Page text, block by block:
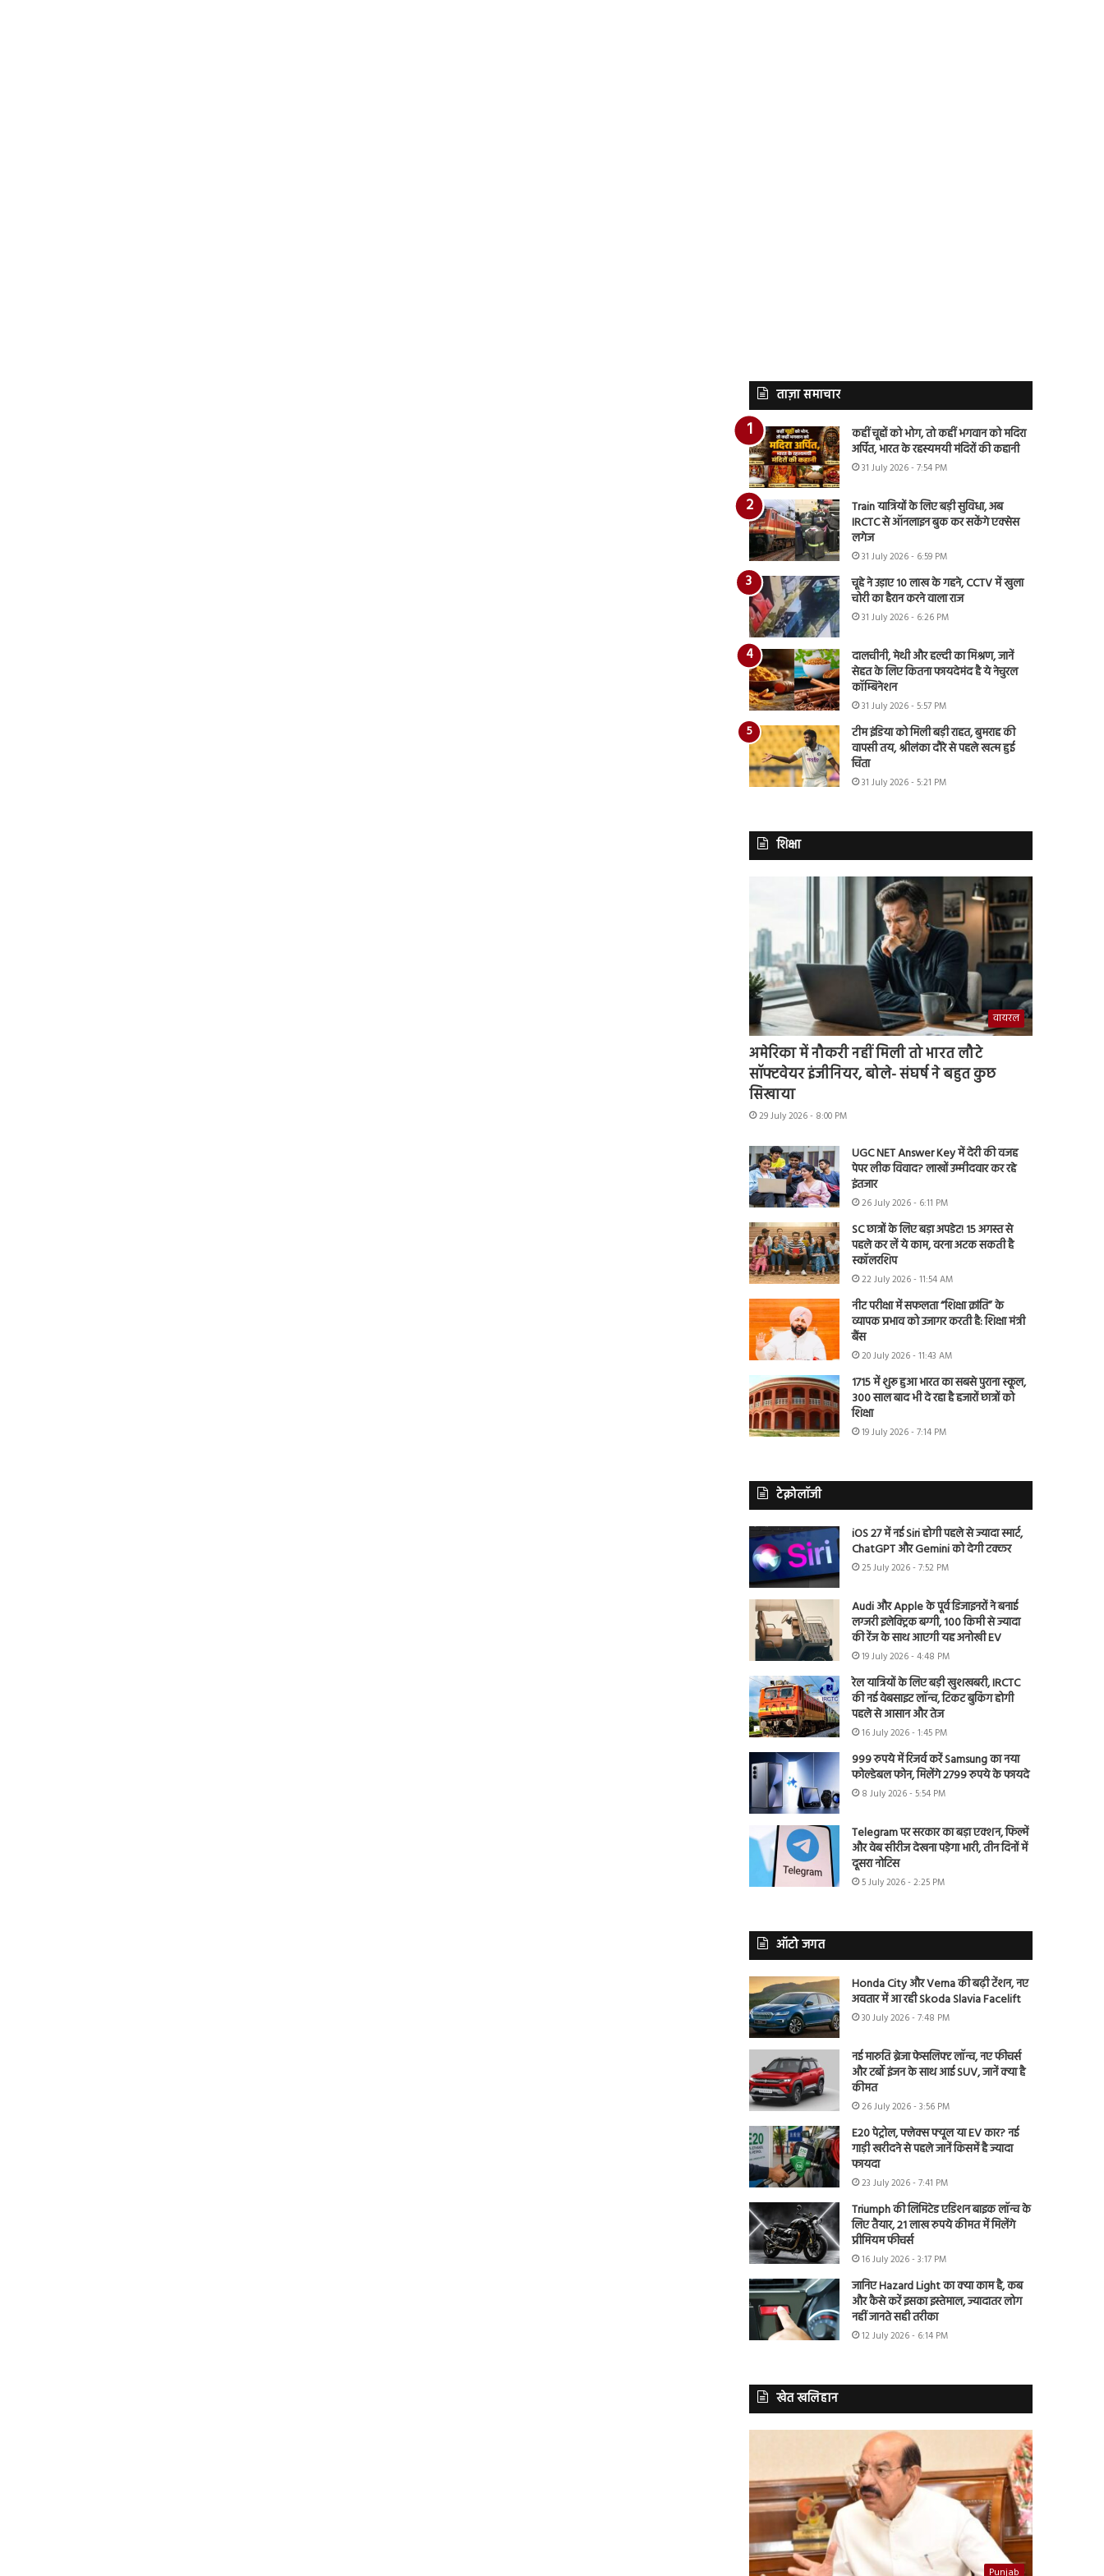
ताज़ा समाचार
कहीं चूहों को भोग, तो कहीं भगवान को मदिरा
अर्पित, भारत के रहस्यमयी मंदिरों की कहानी
31 July 2026 - 7:54 PM
Train यात्रियों के लिए बड़ी सुविधा, अब
IRCTC से ऑनलाइन बुक कर सकेंगे एक्सेस
लगेज
31 July 2026 - 6:59 PM
चूहे ने उड़ाए 10 लाख के गहने, CCTV में खुला
चोरी का हैरान करने वाला राज
31 July 2026 - 6:26 PM
दालचीनी, मेथी और हल्दी का मिश्रण, जानें
सेहत के लिए कितना फायदेमंद है ये नेचुरल
कॉम्बिनेशन
31 July 2026 - 5:57 PM
टीम इंडिया को मिली बड़ी राहत, बुमराह की
वापसी तय, श्रीलंका दौरे से पहले खत्म हुई
चिंता
31 July 2026 - 5:21 PM
शिक्षा
वायरल
अमेरिका में नौकरी नहीं मिली तो भारत लौटे
सॉफ्टवेयर इंजीनियर, बोले- संघर्ष ने बहुत कुछ
सिखाया
29 July 2026 - 8:00 PM
UGC NET Answer Key में देरी की वजह
पेपर लीक विवाद? लाखों उम्मीदवार कर रहे
इंतजार
26 July 2026 - 6:11 PM
SC छात्रों के लिए बड़ा अपडेट! 15 अगस्त से
पहले कर लें ये काम, वरना अटक सकती है
स्कॉलरशिप
22 July 2026 - 11:54 AM
नीट परीक्षा में सफलता “शिक्षा क्रांति” के
व्यापक प्रभाव को उजागर करती है: शिक्षा मंत्री
बैंस
20 July 2026 - 11:43 AM
1715 में शुरू हुआ भारत का सबसे पुराना स्कूल,
300 साल बाद भी दे रहा है हजारों छात्रों को
शिक्षा
19 July 2026 - 7:14 PM
टेक्नोलॉजी
iOS 27 में नई Siri होगी पहले से ज्यादा स्मार्ट,
ChatGPT और Gemini को देगी टक्कर
25 July 2026 - 7:52 PM
Audi और Apple के पूर्व डिजाइनरों ने बनाई
लग्जरी इलेक्ट्रिक बग्गी, 100 किमी से ज्यादा
की रेंज के साथ आएगी यह अनोखी EV
19 July 2026 - 4:48 PM
रेल यात्रियों के लिए बड़ी खुशखबरी, IRCTC
की नई वेबसाइट लॉन्च, टिकट बुकिंग होगी
पहले से आसान और तेज
16 July 2026 - 1:45 PM
999 रुपये में रिजर्व करें Samsung का नया
फोल्डेबल फोन, मिलेंगे 2799 रुपये के फायदे
8 July 2026 - 5:54 PM
Telegram पर सरकार का बड़ा एक्शन, फिल्में
और वेब सीरीज देखना पड़ेगा भारी, तीन दिनों में
दूसरा नोटिस
5 July 2026 - 2:25 PM
ऑटो जगत
Honda City और Verna की बढ़ी टेंशन, नए
अवतार में आ रही Skoda Slavia Facelift
30 July 2026 - 7:48 PM
नई मारुति ब्रेजा फेसलिफ्ट लॉन्च, नए फीचर्स
और टर्बो इंजन के साथ आई SUV, जानें क्या है
कीमत
26 July 2026 - 3:56 PM
E20 पेट्रोल, फ्लेक्स फ्यूल या EV कार? नई
गाड़ी खरीदने से पहले जानें किसमें है ज्यादा
फायदा
23 July 2026 - 7:41 PM
Triumph की लिमिटेड एडिशन बाइक लॉन्च के
लिए तैयार, 21 लाख रुपये कीमत में मिलेंगे
प्रीमियम फीचर्स
16 July 2026 - 3:17 PM
जानिए Hazard Light का क्या काम है, कब
और कैसे करें इसका इस्तेमाल, ज्यादातर लोग
नहीं जानते सही तरीका
12 July 2026 - 6:14 PM
खेत खलिहान
Punjab